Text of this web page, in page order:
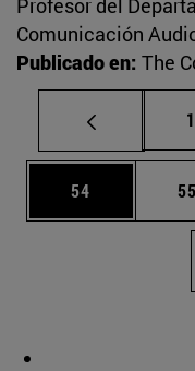
Profesor del
Comunicación
Publicado en: The
1
Página
54 55